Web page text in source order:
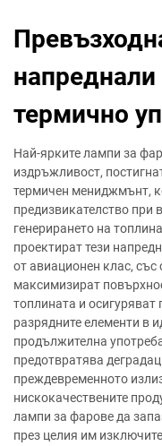
напреднали
термично
Най-ярките лампи за
издръжливост,
термичен мениджмънт,
предизвикателство при
генерирането на
проектират тези
от авиационен клас,
максимизират
топлината и
разрядните елементи в
продължителна
предотвратява
преждевременното
нискокачествените
лампи за фарове да
през целия им